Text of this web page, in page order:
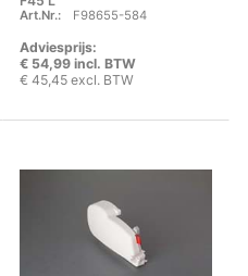
Art.Nr.: F98655-584
Adviesprijs:
€ 54,99 incl. BTW
€ 45,45 excl. BTW